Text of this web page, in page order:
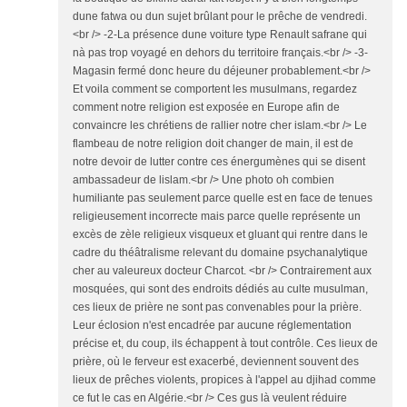
dune fatwa ou dun sujet brûlant pour le prêche de vendredi.
<br /> -2-La présence dune voiture type Renault safrane qui
nà pas trop voyagé en dehors du territoire français.<br /> -3-
Magasin fermé donc heure du déjeuner probablement.<br />
Et voila comment se comportent les musulmans, regardez
comment notre religion est exposée en Europe afin de
convaincre les chrétiens de rallier notre cher islam.<br /> Le
flambeau de notre religion doit changer de main, il est de
notre devoir de lutter contre ces énergumènes qui se disent
ambassadeur de lislam.<br /> Une photo oh combien
humiliante pas seulement parce quelle est en face de tenues
religieusement incorrecte mais parce quelle représente un
excès de zèle religieux visqueux et gluant qui rentre dans le
cadre du théâtralisme relevant du domaine psychanalytique
cher au valeureux docteur Charcot. <br /> Contrairement aux
mosquées, qui sont des endroits dédiés au culte musulman,
ces lieux de prière ne sont pas convenables pour la prière.
Leur éclosion n'est encadrée par aucune réglementation
précise et, du coup, ils échappent à tout contrôle. Ces lieux de
prière, où le ferveur est exacerbé, deviennent souvent des
lieux de prêches violents, propices à l'appel au djihad comme
ce fut le cas en Algérie.<br /> Ces gus là veulent réduire